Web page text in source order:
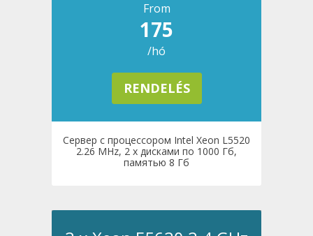
From
175
/hó
RENDELÉS
Сервер с процессором Intel Xeon L5520
2.26 MHz, 2 x дисками по 1000 Гб,
памятью 8 Гб